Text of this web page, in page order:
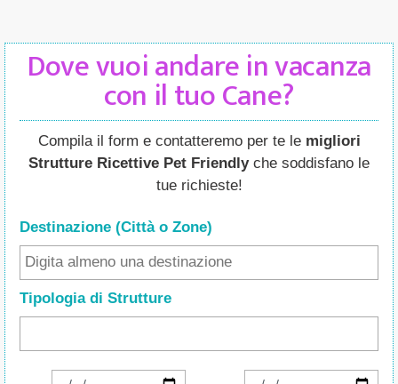
Dove vuoi andare in vacanza
con il tuo Cane?
Compila il form e contatteremo per te le migliori
Strutture Ricettive Pet Friendlyche soddisfano le
tue richieste!
Destinazione (Città o Zone)
Tipologia di Strutture